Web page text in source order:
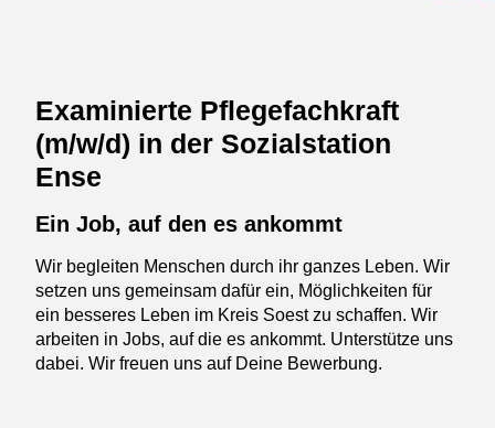
Examinierte Pflegefachkraft
(m/w/d) in der Sozialstation
Ense
Ein Job, auf den es ankommt
Wir begleiten Menschen durch ihr ganzes Leben. Wir
setzen uns gemeinsam dafür ein, Möglichkeiten für
ein besseres Leben im Kreis Soest zu schaffen. Wir
arbeiten in Jobs, auf die es ankommt. Unterstütze uns
dabei. Wir freuen uns auf Deine Bewerbung.